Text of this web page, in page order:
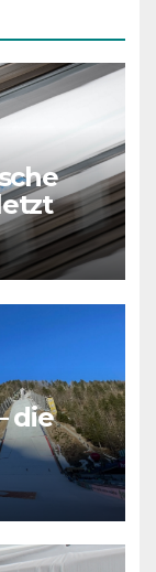
die